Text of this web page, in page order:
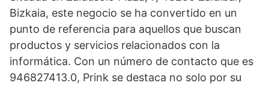
Bizkaia, este negocio se ha convertido en un
punto de referencia para aquellos que buscan
productos y servicios relacionados con la
informática. Con un número de contacto que es
946827413.0, Prink se destaca no solo por su